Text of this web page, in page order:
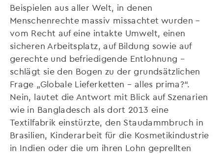
Beispielen aus aller Welt, in denen
Menschenrechte massiv missachtet wurden –
vom Recht auf eine intakte Umwelt, einen
sicheren Arbeitsplatz, auf Bildung sowie auf
gerechte und befriedigende Entlohnung –
schlägt sie den Bogen zu der grundsätzlichen
Frage „Globale Lieferketten – alles prima?“.
Nein, lautet die Antwort mit Blick auf Szenarien
wie in Bangladesch als dort 2013 eine
Textilfabrik einstürzte, den Staudammbruch in
Brasilien, Kinderarbeit für die Kosmetikindustrie
in Indien oder die um ihren Lohn geprellten